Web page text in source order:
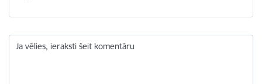
Ja vēlies, ieraksti šeit komentāru